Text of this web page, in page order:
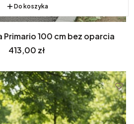
Do koszyka
100 cm bez oparcia
Cena
413,00 zł